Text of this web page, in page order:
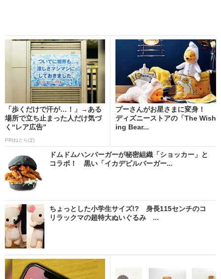
「歩くだけで汗が…！」→ある
場所で立ち止まった人だけ気づ
く“レア広告”
PR(ねとらぼ)
プーさんがお星さまに変身！
ディズニーストアの「The Wish
ing Bear...
ドムドムハンバーガーが秘密組織「ショッカー」と
コラボ！ 黒い「イカデビルバーガー...
ちょっとした小学生サイズ!? 身長115センチのコ
リラックマの超特大ぬいぐるみ ...